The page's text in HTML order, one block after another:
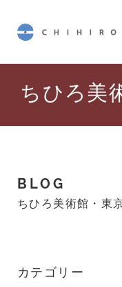
ちひろ美
BLOG
ちひろ美術館・東
カテゴリー